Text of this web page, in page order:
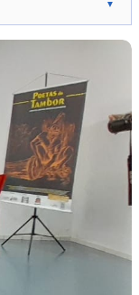
▼
de crioula
apoia
e
de
Programa